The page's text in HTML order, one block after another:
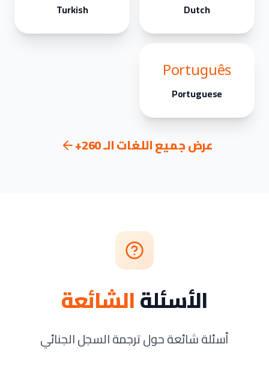
Dutch
Turkish
Português
Portuguese
عرض جميع اللغات الـ 260+
الأسئلةالشائعة
أسئلة شائعة حول ترجمة السجل الجنائي